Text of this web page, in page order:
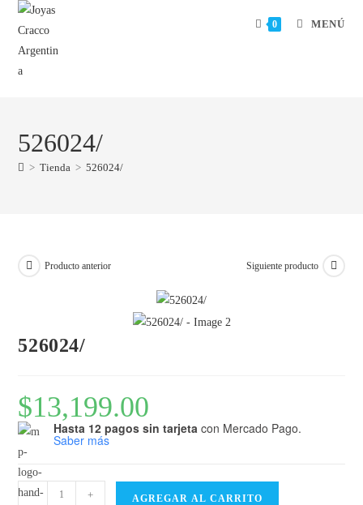
0 MENÚ
526024/
> Tienda > 526024/
Producto anterior Siguiente producto
526024/
$13,199.00
Hasta 12 pagos sin tarjeta con Mercado Pago.
Saber más
- + AGREGAR AL CARRITO